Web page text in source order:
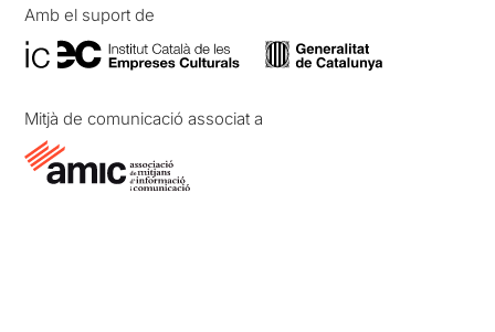
Amb el suport de
Mitjà de comunicació associat a